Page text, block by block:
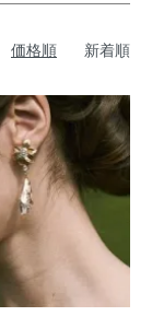
価格順 新着順